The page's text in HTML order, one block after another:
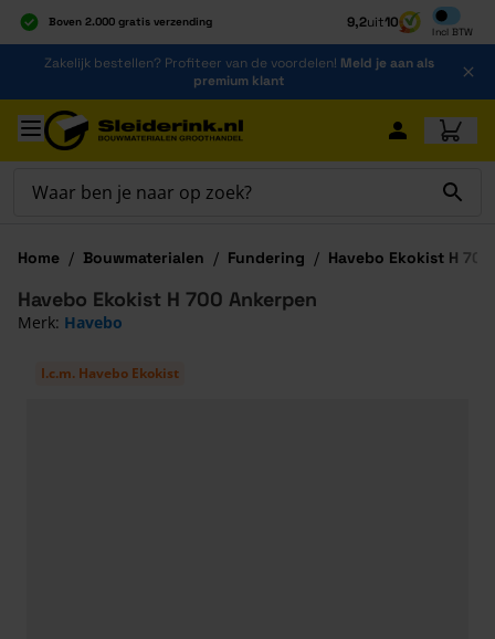
Boven 2.000 gratis verzending
Al 40 jaar dé specialist
Alles onder één dak
9,2uit10
Incl BTW
Inclusief
Ga naar de inhoud
Zakelijk bestellen? Profiteer van de voordelen! Meld je aan als
premium klant
Ga naar hoofdinhoud
Home / Bouwmaterialen / Fundering / Havebo Ekokist H
I.c.m. Havebo Ekokist
Havebo Ekokist H 700 Ankerpen
Merk: Havebo